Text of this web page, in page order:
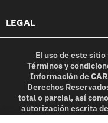
LEGAL
El uso de este
Términos y
Informaciónde
Derechos
total o parcial, así
autorización escrita